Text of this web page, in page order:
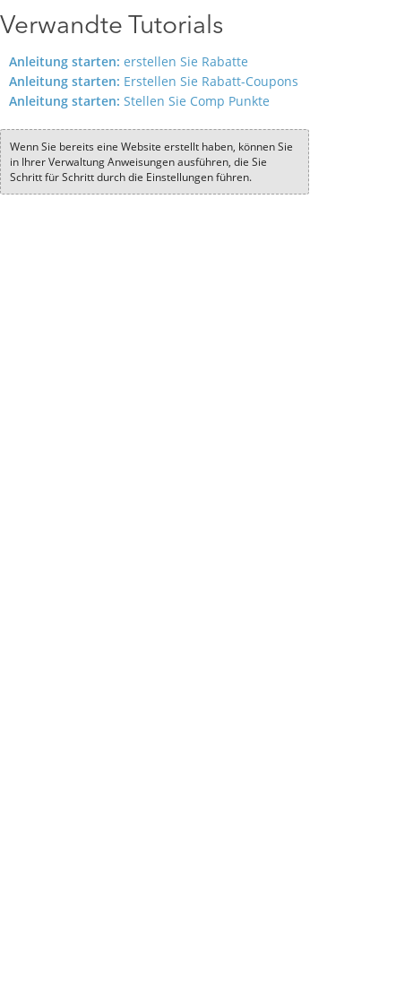
Verwandte Tutorials
Anleitung starten: erstellen Sie Rabatte
Anleitung starten: Erstellen Sie Rabatt-Coupons
Anleitung starten: Stellen Sie Comp Punkte
Wenn Sie bereits eine Website erstellt haben, können Sie
in Ihrer Verwaltung Anweisungen ausführen, die Sie
Schritt für Schritt durch die Einstellungen führen.